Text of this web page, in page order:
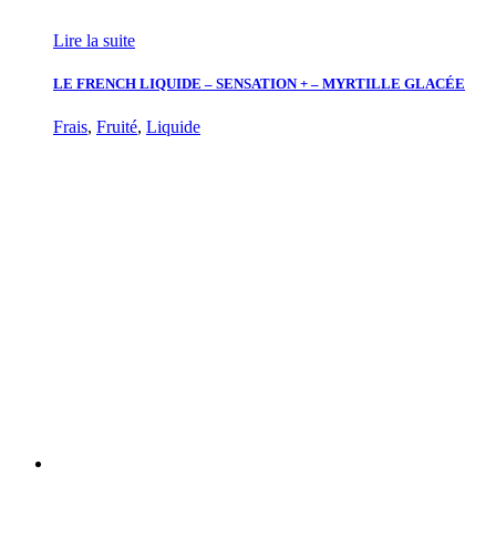
Lire la suite
LE FRENCH LIQUIDE – SENSATION + – MYRTILLE GLACÉE
Frais, Fruité, Liquide